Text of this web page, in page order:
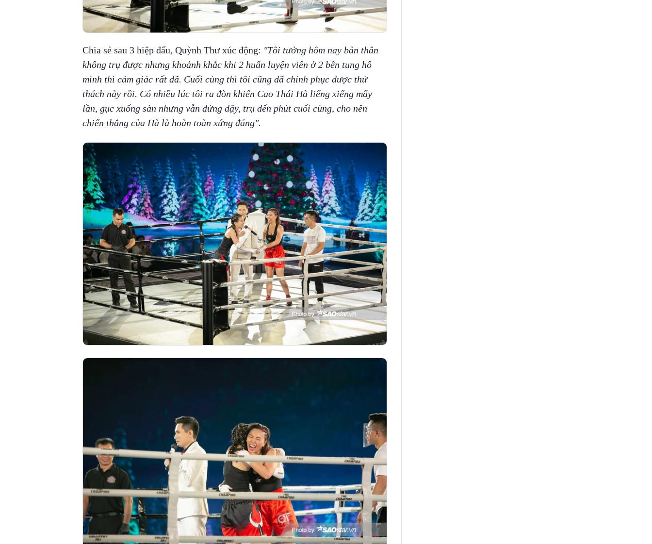
Chia sẻ sau 3 hiệp đấu, Quỳnh Thư xúc động: "Tôi tưởng hôm nay bản thân
không trụ được nhưng khoảnh khắc khi 2 huấn luyện viên ở 2 bên tung hô
mình thì cảm giác rất đã. Cuối cùng thì tôi cũng đã chinh phục được thử
thách này rồi. Có nhiều lúc tôi ra đòn khiến Cao Thái Hà liểng xiểng mấy
lần, gục xuống sàn nhưng vẫn đứng dậy, trụ đến phút cuối cùng, cho nên
chiến thắng của Hà là hoàn toàn xứng đáng".